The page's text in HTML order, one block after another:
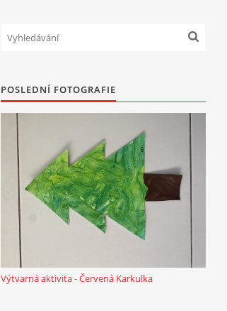
POSLEDNÍ FOTOGRAFIE
Výtvarná aktivita - Červená Karkulka